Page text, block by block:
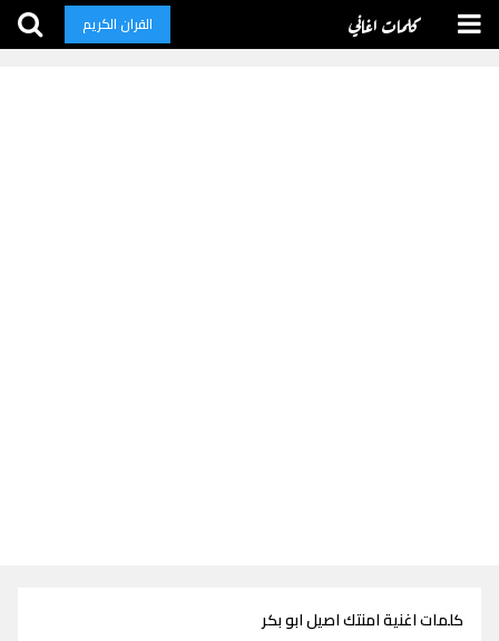
كلمات اغاني القران الكريم
كلمات اغنية امنتك اصيل ابو بكر